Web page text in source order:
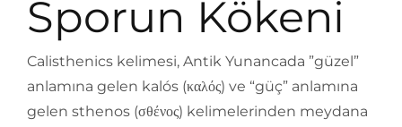
Sporun Kökeni
Calisthenics kelimesi, Antik Yunancada ”güzel”
anlamına gelen kalós (καλός) ve “güç” anlamına
gelen sthenos (σθένος) kelimelerinden meydana